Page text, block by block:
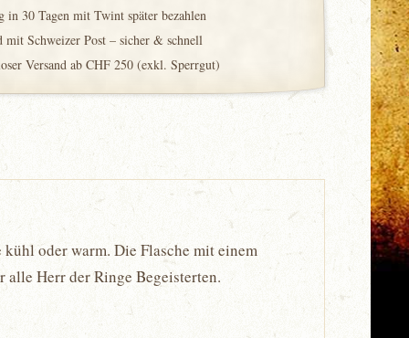
in 30 Tagen mit Twint später bezahlen
mit Schweizer Post – sicher & schnell
Versand ab CHF 250 (exkl. Sperrgut)
oder warm. Die Flasche mit einem
alle Herr der Ringe Begeisterten.